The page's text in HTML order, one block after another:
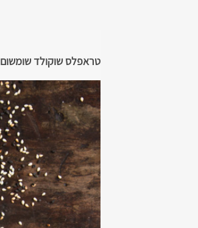
טראפלס שוקולד שומשום